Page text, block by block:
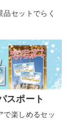
セットでらく
スポート
で楽しめるセッ